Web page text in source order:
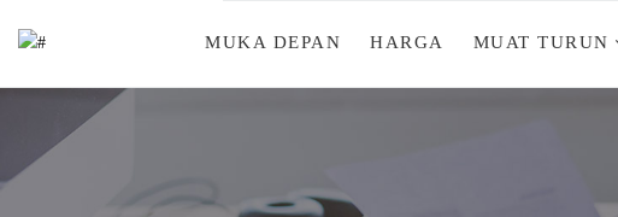
MUKA DEPAN HARGA MUAT TURUN